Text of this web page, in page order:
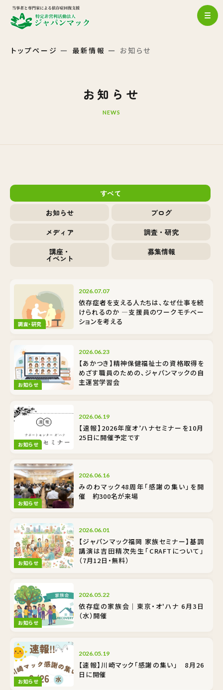
トップページ 最新情報 お知らせ
お知らせ
NEWS
すべて
お知らせ
ブログ
メディア
調査・研究
講座・
イベント
募集情報
調査・研究
2026.07.07
依存症者を支える人たちは、なぜ仕事を続
けられるのか ―支援員のワークモチベー
ションを考える
お知らせ
2026.06.23
【あかつき】精神保健福祉士の資格取得を
めざす職員のための、ジャパンマックの自
主運営学習会
お知らせ
2026.06.19
【速報】2026年度オ’ハナセミナーを10月
25日に開催予定です
お知らせ
2026.06.16
みのわマック48周年「感謝の集い」を開
催 約300名が来場
お知らせ
2026.06.01
【ジャパンマック福岡 家族セミナー】基調
講演は吉田精次先生「CRAFTについて」
（7月12日・無料）
お知らせ
2026.05.22
依存症の家族会｜東京・オ'ハナ 6月3日
（水）開催
お知らせ
2026.05.19
【速報】川崎マック「感謝の集い」 8月26
日に開催